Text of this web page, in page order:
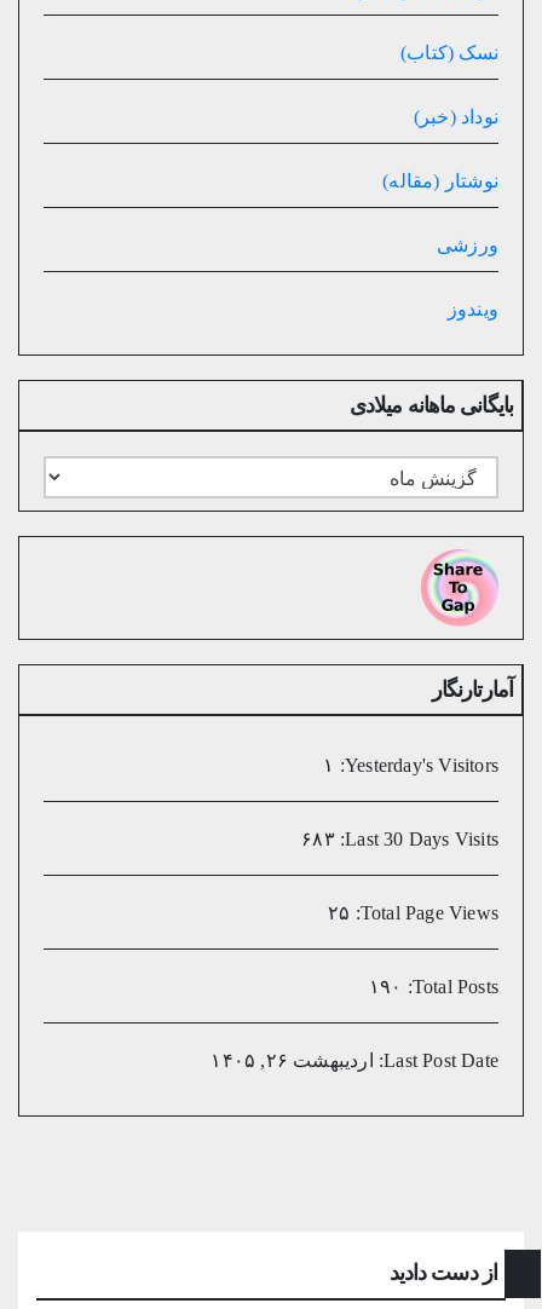
نسک (کتاب)
نوداد (خبر)
نوشتار (مقاله)
ورزشی
ویندوز
بایگانی ماهانه میلادی
بایگانی
ماهانه
میلادی
آمارتارنگار
Yesterday's Visitors: ۱
Last 30 Days Visits: ۶۸۳
Total Page Views: ۲۵
Total Posts: ۱۹۰
Last Post Date: اردیبهشت ۲۶, ۱۴۰۵
از دست دادید